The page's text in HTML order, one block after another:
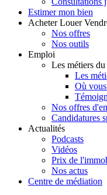
Estimer mon bien
Acheter Louer
Nos offres
Nos outils
Emploi
Les métiers
Les
Où
Nos offres
Candidatures
Actualités
Podcasts
Vidéos
Prix de
Nos actus
Centre de médiation